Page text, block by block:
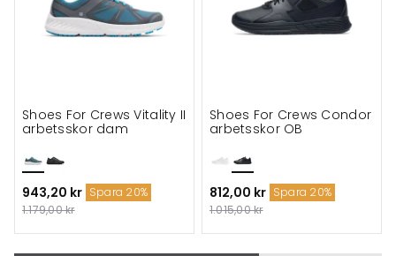
Shoes For Crews Vitality II
arbetsskor dam
943,20 kr Spara 20%
1.179,00 kr
Shoes For Crews Condor
arbetsskor OB
812,00 kr Spara 20%
1.015,00 kr